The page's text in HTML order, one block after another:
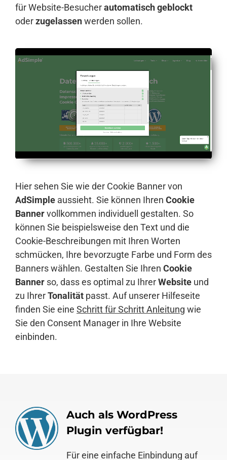
für Website-Besucherautomatisch geblockt
oderzugelassenwerden sollen.
Hier sehen Sie wie der Cookie Banner von
AdSimple aussieht. Sie können Ihren Cookie
Bannervollkommen individuell gestalten. So
können Sie beispielsweise den Text und die
Cookie-Beschreibungen mit Ihren Worten
schmücken, Ihre bevorzugte Farbe und Form des
Banners wählen. Gestalten Sie Ihren Cookie
Banner so, dass es optimal zu IhrerWebsite und
zu IhrerTonalität passt. Auf unserer Hilfeseite
finden Sie eine Schritt für Schritt Anleitung wie
Sie den Consent Manager in Ihre Website
einbinden.
Auch als WordPress
Plugin verfügbar!
Für eine einfache Einbindung auf